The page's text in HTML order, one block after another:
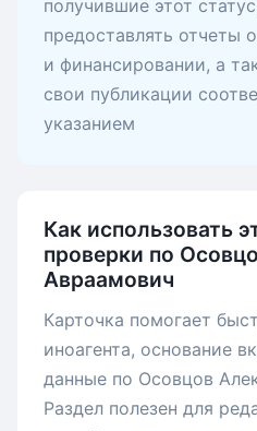
получившие этот
предоставлять отчеты
и финансировании, а
свои публикации
указанием
Как использовать
проверки по
Авраамович
Карточка помогает
иноагента, основание
данные по Осовцов
Раздел полезен для